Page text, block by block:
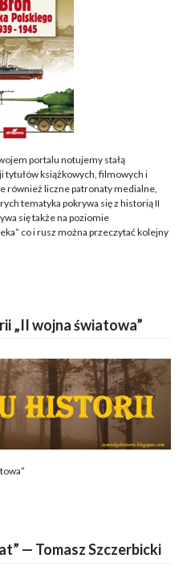
portalu notujemy stałą
tytułów książkowych, filmowych i
również liczne patronaty medialne,
tematyka pokrywa się z historią II
się także na poziomie
co i rusz można przeczytać kolejny
„II wojna światowa”
— Tomasz Szczerbicki